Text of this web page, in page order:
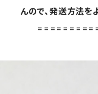
んので、発送方法を